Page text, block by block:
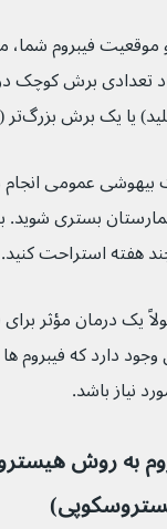
و موقعیت فیبروم
تعدادی برش کوچک
بزرگ‌تر (جراحی باز) باشد.
بستری
یک درمان مؤثر
دارد که فیبروم
نیاز باشد.
به روش